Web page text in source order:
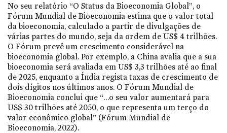
No seu relatório “O Status da Bioeconomia Global”, o
Fórum Mundial de Bioeconomia estima que o valor total
da bioeconomia, calculado a partir de divulgações de
várias partes do mundo, seja da ordem de US$ 4 trilhões.
O Fórum prevê um crescimento considerável na
bioeconomia global. Por exemplo, a China avalia que a sua
bioeconomia será avaliada em US$ 3,3 trilhões até ao final
de 2025, enquanto a Índia regista taxas de crescimento de
dois dígitos nos últimos anos. O Fórum Mundial de
Bioeconomia conclui que “…o seu valor aumentará para
US$ 30 trilhões até 2050, o que representa um terço do
valor econômico global” (Fórum Mundial de
Bioeconomia, 2022).